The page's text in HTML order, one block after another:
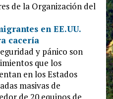
de la Organización del
en EE.UU.
cacería
y pánico son
que los
en los Estados
masivas de